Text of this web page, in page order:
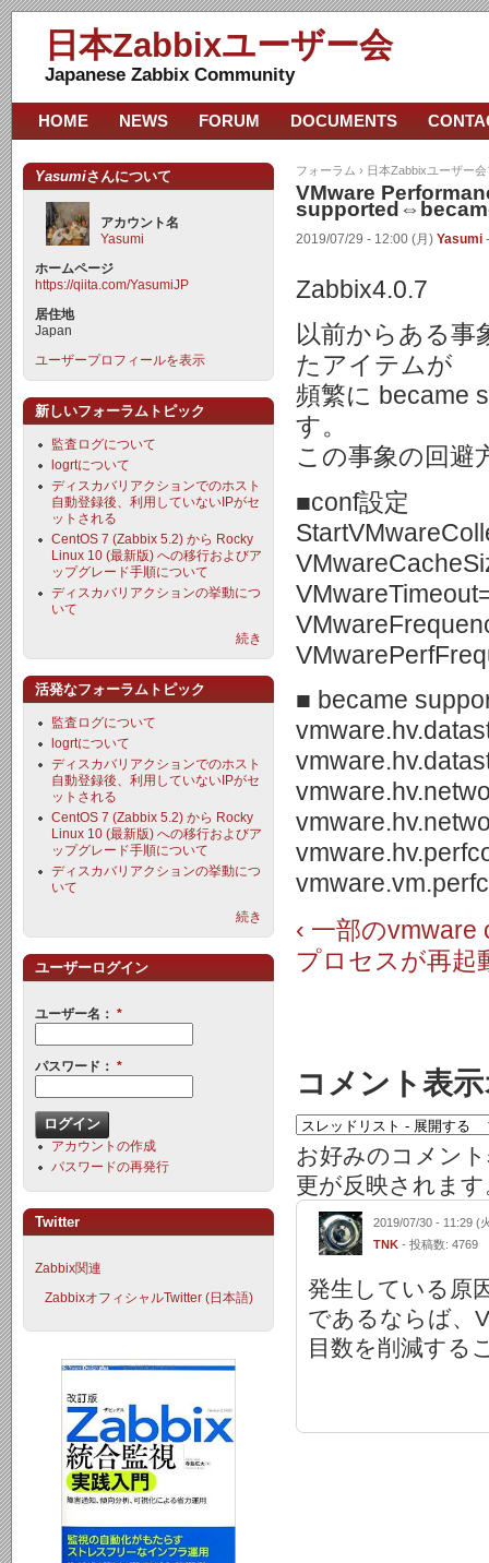
日本Zabbixユーザー会
Japanese Zabbix Community
フォーラム › 日本Zabbixユーザー
VMware
2019/07/29 - 12:00 (月) Yasumi
Zabbix4.0.7
以前からある事
たアイテムが
頻繁に became
す。
この事象の回避
■conf設定
■ became
‹ 一部の
プロセスが再起
コメント表
お好みのコメン
更が反映されます
2019/07/30 - 11:29 (
TNK - 投稿数: 4769
発生している原
であるならば、
目数を削減する
HOME NEWS FORUM DOCUMENTS
Yasumiさんについて
アカウント名
Yasumi
ホームページ
https://qiita.com/YasumiJP
居住地
Japan
ユーザープロフィールを表示
新しいフォーラムトピック
監査ログについて
logrtについて
ディスカバリアクションでのホスト
自動登録後、利用していないIPがセ
ットされる
CentOS 7 (Zabbix 5.2) から Rocky
Linux 10 (最新版) への移行およびア
ップグレード手順について
ディスカバリアクションの挙動につ
いて
続き
活発なフォーラムトピック
監査ログについて
logrtについて
ディスカバリアクションでのホスト
自動登録後、利用していないIPがセ
ットされる
CentOS 7 (Zabbix 5.2) から Rocky
Linux 10 (最新版) への移行およびア
ップグレード手順について
ディスカバリアクションの挙動につ
いて
続き
ユーザーログイン
ユーザー名： *
パスワード： *
アカウントの作成
パスワードの再発行
Twitter
Zabbix関連
ZabbixオフィシャルTwitter (日本語)